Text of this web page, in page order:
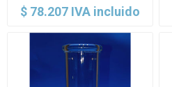
$ 78.207 IVA incluido